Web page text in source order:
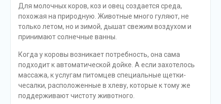
Для молочных коров, коз и овец создается среда,
похожая на природную. Животные много гуляют, не
только летом, но и зимой, дышат свежим воздухом и
принимают солнечные ванны.
Когда у коровы возникает потребность, она сама
подходит к автоматической дойке. А если захотелось
массажа, к услугам питомцев специальные щетки-
чесалки, расположенные в хлеву, которые к тому же
поддерживают чистоту животного.